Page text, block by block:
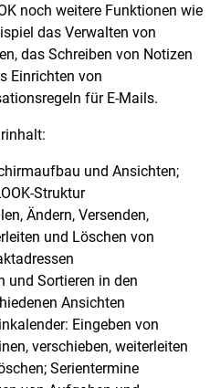
noch weitere Funktionen wie
das Verwalten von
das Schreiben von Notizen
Einrichten von
für E-Mails.
und Ansichten;
Struktur
Ändern, Versenden,
und Löschen von
und Sortieren in den
Ansichten
Eingeben von
verschieben, weiterleiten
Serientermine